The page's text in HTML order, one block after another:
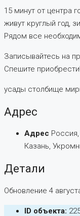
15 минут от центра
живут круглый год,
Рядом все
Записывайтесь на
Спешите
усады столбище
Адрес
Адрес
Казань,
Детали
Обновление 4
ID объекта: